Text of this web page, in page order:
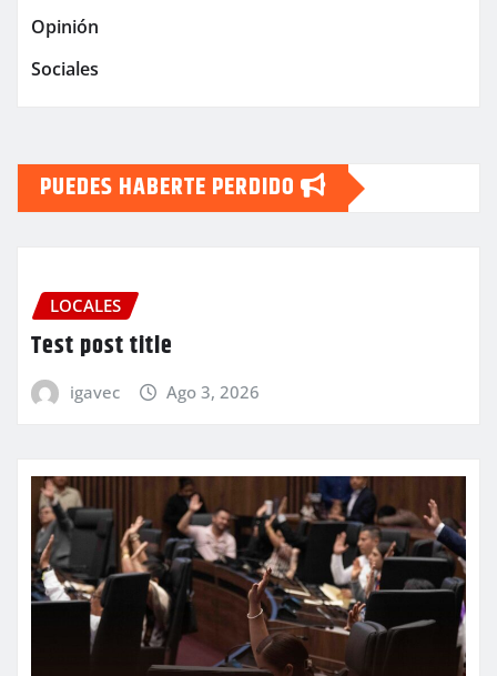
Opinión
Sociales
PUEDES HABERTE PERDIDO
LOCALES
Test post title
igavec Ago 3, 2026